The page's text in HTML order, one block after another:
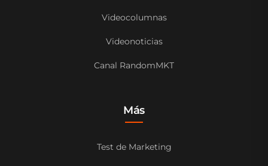
Videocolumnas
Videonoticias
Canal RandomMKT
Más
Test de Marketing